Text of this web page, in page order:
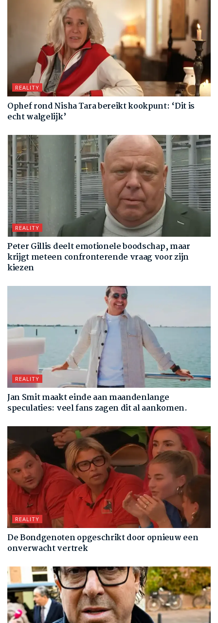
REALITY
Ophef rond Nisha Tara bereikt kookpunt: ‘Dit is
echt walgelijk’
REALITY
Peter Gillis deelt emotionele boodschap, maar
krijgt meteen confronterende vraag voor zijn
kiezen
REALITY
Jan Smit maakt einde aan maandenlange
speculaties: veel fans zagen dit al aankomen.
REALITY
De Bondgenoten opgeschrikt door opnieuw een
onverwacht vertrek